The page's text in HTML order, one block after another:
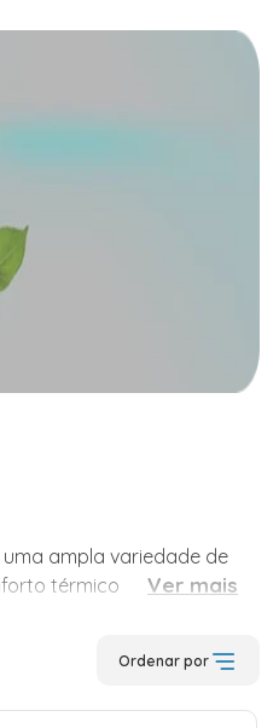
ampla variedade de
ampla variedade de
térmico para qualquer
Ver mais
Ordenar por